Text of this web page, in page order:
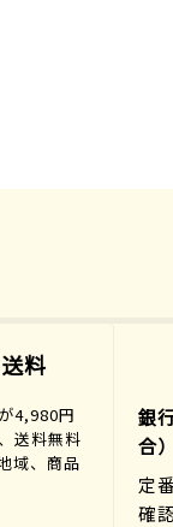
料
4,980円
送料無料
域、商品
銀
合）
定
確